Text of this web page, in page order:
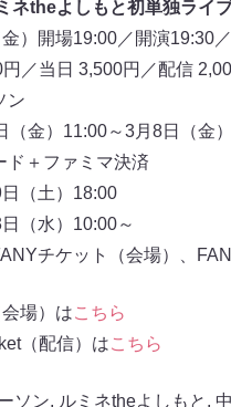
ネtheよしもと初単独ライブ
金）開場19:00／開演
／当日 3,500円／配信
ン
（金）11:00～3月8日（金
＋ファミマ決済
（土）18:00
（水）10:00～
チケット（会場）、
場）はこちら
（配信）はこちら
ソン, ルミネtheよしもと ,